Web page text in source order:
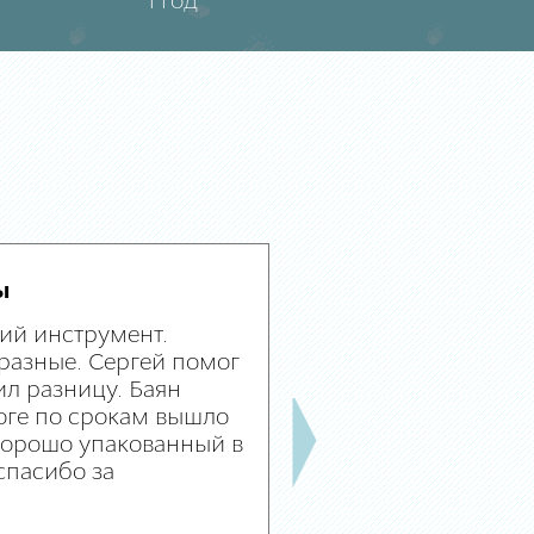
инструмент.
Сергей помог
разницу. Баян
по срокам вышло
упакованный в
за